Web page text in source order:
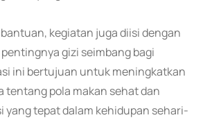
kegiatan juga diisi dengan
gizi seimbang bagi
ini bertujuan untuk meningkatkan
tentang pola makan sehat dan
yang tepat dalam kehidupan sehari-